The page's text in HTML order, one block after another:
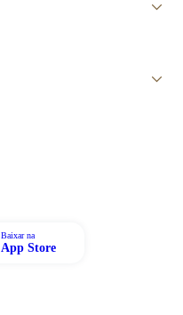
Baixar na
App Store